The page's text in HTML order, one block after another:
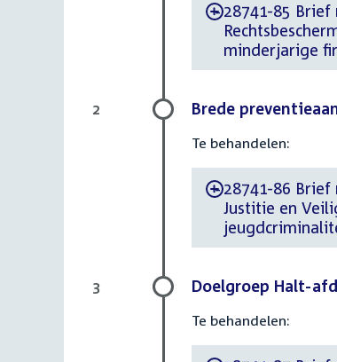
-28741-85
minderjarige
Brede
Te behandelen:
-28741-86 Brief
Justitie en
2
Doelgroep Halt-
Te behandelen:
3